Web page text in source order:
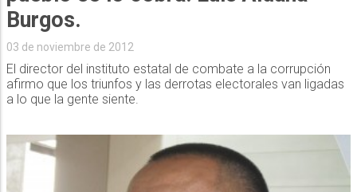
Burgos.
03 de noviembre de 2012
El director del instituto estatal de combate a la corrupción
afirmo que los triunfos y las derrotas electorales van ligadas
a lo que la gente siente.